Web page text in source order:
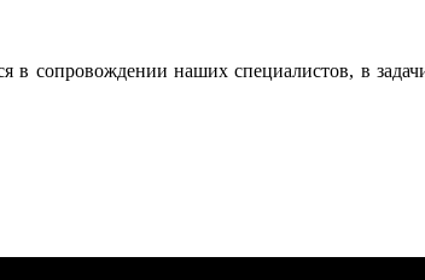
в сопровождении наших специалистов, в